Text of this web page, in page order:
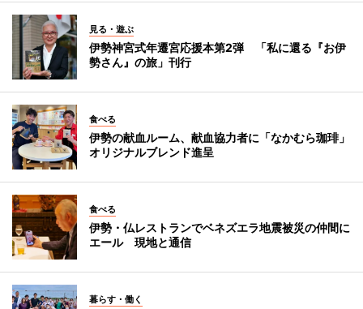
見る・遊ぶ
伊勢神宮式年遷宮応援本第2弾 「私に還る『お伊
勢さん』の旅」刊行
食べる
伊勢の献血ルーム、献血協力者に「なかむら珈琲」
オリジナルブレンド進呈
食べる
伊勢・仏レストランでベネズエラ地震被災の仲間に
エール 現地と通信
暮らす・働く